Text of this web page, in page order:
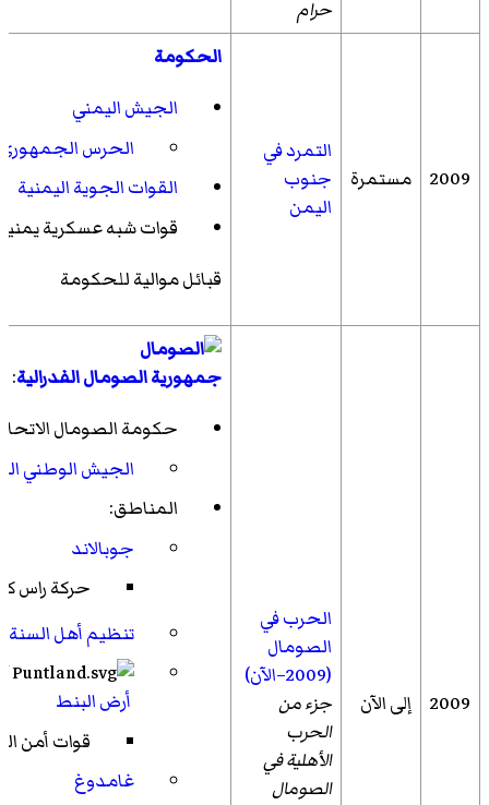
حرام
2009 مستمرة
التمرد في
جنوب
اليمن
الحكومة
الجيش اليمني
الحرس الجمهوري
القوات الجوية اليمنية
قوات شبه عسكرية
قبائل موالية للحكومة
2009 إلى الآن
الحرب في
الصومال
(2009–الآن)
جزء من
الحرب
الأهلية في
الصومال
جمهورية الصومال الفدرالية:
حكومة الصومال
الجيش الوطني
المناطق:
جوبالاند
حركة راس
تنظيم أهل السنة
أرض البنط
قوات أمن
غامدوغ